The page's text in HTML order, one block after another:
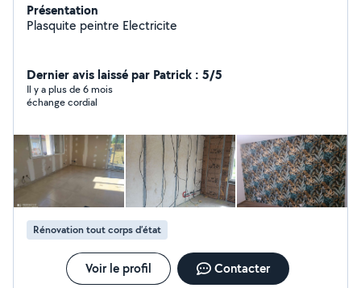
Présentation
Plasquite peintre Electricite
Dernier avis laissé par Patrick : 5/5
Il y a plus de 6 mois
échange cordial
Rénovation tout corps d’état
Voir le profil Contacter